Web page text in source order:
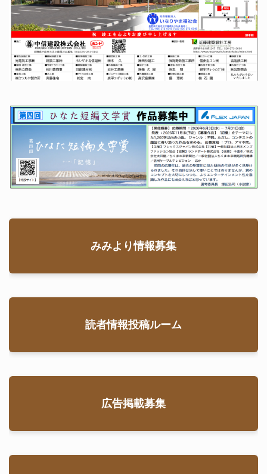
みみより情報募集
読者情報投稿ルーム
広告掲載募集